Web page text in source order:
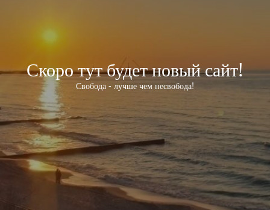
Скоро тут будет новый сайт!
Свобода - лучше чем несвобода!